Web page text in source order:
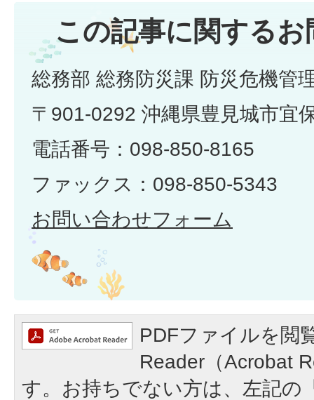
この記事に関する
総務部 総務防災課 防災危機管
〒901-0292 沖縄県豊見城市宜
電話番号：098-850-8165
ファックス：098-850-5343
お問い合わせフォーム
PDFファイルを閲
Reader（Acrobat
す。お持ちでない方は、左記の